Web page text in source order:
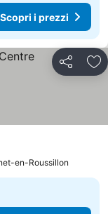
Scopri i prezzi
Condividi
en-Roussillon